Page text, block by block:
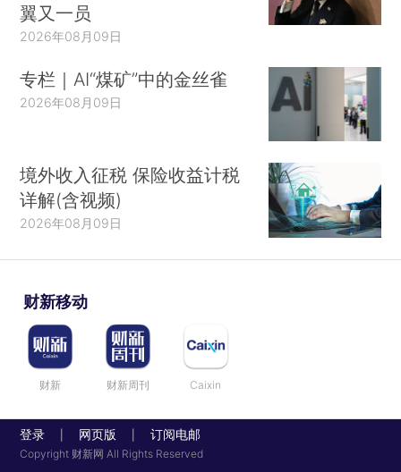
翼又一员
2026年08月09日
专栏｜AI“煤矿”中的金丝雀
2026年08月09日
境外收入征税 保险收益计税
详解(含视频)
2026年08月09日
财新移动
财新 财新周刊 Caixin
登录 网页版 订阅电邮
Copyright 财新网 All Rights Reserved